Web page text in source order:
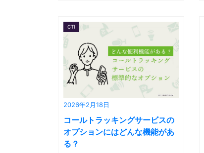
2026年2月18日
CTI
コールトラッキングサービスの
オプションにはどんな機能があ
る？